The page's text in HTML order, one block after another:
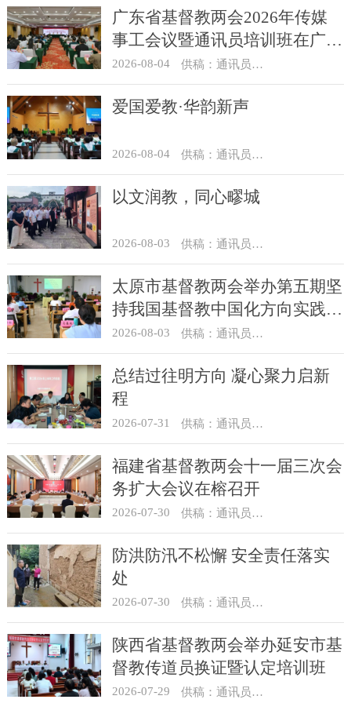
广东省基督教两会2026年传媒
事工会议暨通讯员培训班在广州
举办
2026-08-04 供稿：通讯员 汪浩
爱国爱教·华韵新声
2026-08-04 供稿：通讯员 景健美
以文润教，同心疁城
2026-08-03 供稿：通讯员 景健美
太原市基督教两会举办第五期坚
持我国基督教中国化方向实践能
力专题培训
2026-08-03 供稿：通讯员 王建春 摄影：史爱梅
总结过往明方向 凝心聚力启新
程
2026-07-31 供稿：通讯员 冯莉琴
福建省基督教两会十一届三次会
务扩大会议在榕召开
2026-07-30 供稿：通讯员 杨莹莹
防洪防汛不松懈 安全责任落实
处
2026-07-30 供稿：通讯员 骆合祥
陕西省基督教两会举办延安市基
督教传道员换证暨认定培训班
2026-07-29 供稿：通讯员 翟超